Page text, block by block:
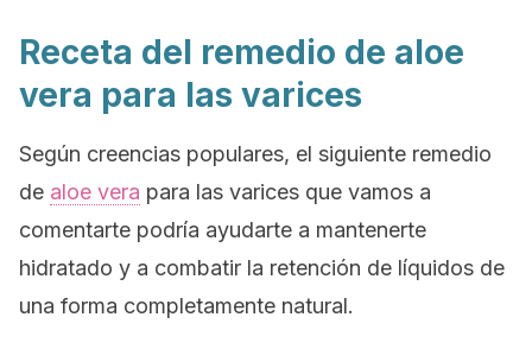
Receta del remedio de aloe
vera para las varices
Según creencias populares, el siguiente remedio
de aloe vera para las varices que vamos a
comentarte podría ayudarte a mantenerte
hidratado y a combatir la retención de líquidos de
una forma completamente natural.